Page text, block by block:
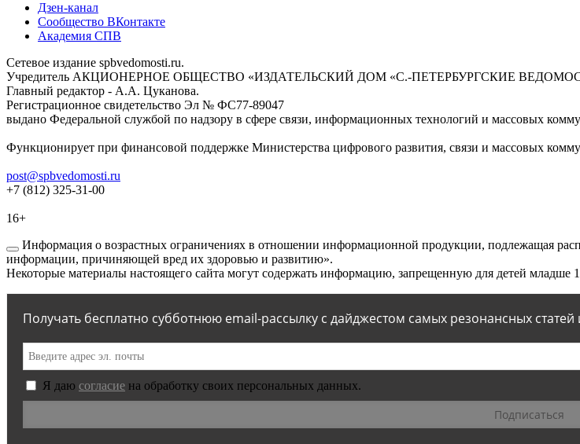
Дзен-канал
Сообщество ВКонтакте
Академия СПВ
Сетевое издание spbvedomosti.ru.
Учредитель АКЦИОНЕРНОЕ ОБЩЕСТВО «ИЗДАТЕЛЬСКИЙ ДОМ «С.-ПЕТЕРБУРГСКИЕ
Главный редактор - А.А. Цуканова.
Регистрационное свидетельство Эл № ФС77-89047
выдано Федеральной службой по надзору в сфере связи, информационных технологий и массовых
Функционирует при финансовой поддержке Министерства цифрового развития, связи и массовых
post@spbvedomosti.ru
+7 (812) 325-31-00
16+
Информация о возрастных ограничениях в отношении информационной продукции, подлежащая
информации, причиняющей вред их здоровью и развитию».
Некоторые материалы настоящего сайта могут содержать информацию, запрещенную для детей младше
Получать бесплатно субботнюю email-рассылку с дайджестом самых резонансных статей
Я даю согласие на обработку своих персональных данных.